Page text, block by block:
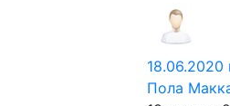
18.06.2020
Пола